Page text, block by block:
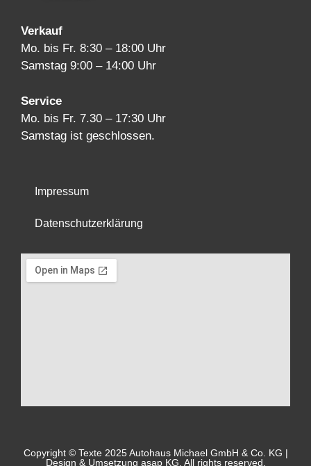
Verkauf
Mo. bis Fr. 8:30 – 18:00 Uhr
Samstag 9:00 – 14:00 Uhr
Service
Mo. bis Fr. 7.30 – 17:30 Uhr
Samstag ist geschlossen.
Impressum
Datenschutzerklärung
Copyright © Texte 2025 Autohaus Michael GmbH & Co. KG |
Design & Umsetzung asap KG. All rights reserved.